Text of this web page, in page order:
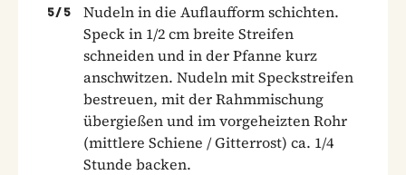
5/ 5
Nudeln in die Auflaufform schichten.
Speck in 1/2 cm breite Streifen
schneiden und in der Pfanne kurz
anschwitzen. Nudeln mit Speckstreifen
bestreuen, mit der Rahmmischung
übergießen und im vorgeheizten Rohr
(mittlere Schiene / Gitterrost) ca. 1/4
Stunde backen.